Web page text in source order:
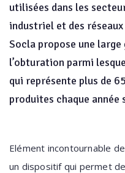
utilisées dans les
industriel et des
Socla propose une
l’obturation parmi
qui représente plus de
produites chaque année
Elément incontournable
un dispositif qui permet